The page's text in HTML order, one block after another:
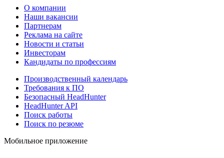
О компании
Наши вакансии
Партнерам
Реклама на сайте
Новости и статьи
Инвесторам
Кандидаты по профессиям
Производственный календарь
Требования к ПО
Безопасный HeadHunter
HeadHunter API
Поиск работы
Поиск по резюме
Мобильное приложение